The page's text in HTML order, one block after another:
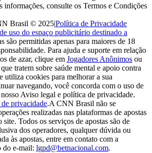
informações, consulte os Termos e Condições
Brasil © 2025|Política de Privacidade
uso do espaço publicitário destinado a
são permitidas apenas para maiores de 18
Para ajuda e suporte em relação
de azar, clique em Jogadores Anônimos ou
tratem sobre saúde mental e apoio contra
utiliza cookies para melhorar a sua
navegando, você concorda com o uso de
Aviso legal e política de privacidade.
privacidade.A CNN Brasil não se
realizadas nas plataformas de apostas
Todos os serviços de apostas são de
dos operadores, qualquer dúvida ou
às apostas, entre em contato com a
do e-mail: lgpd@betnacional.com.